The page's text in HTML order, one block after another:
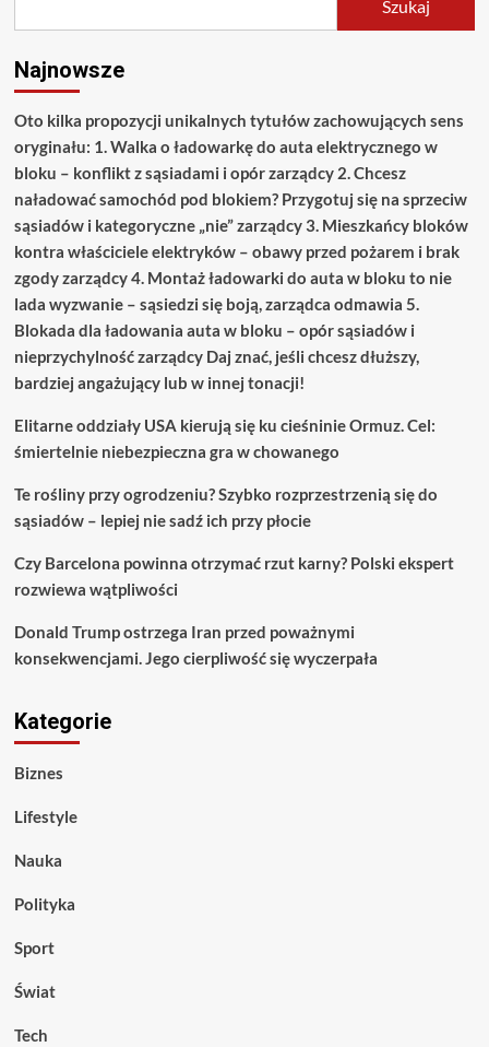
Szukaj
Najnowsze
Oto kilka propozycji unikalnych tytułów zachowujących sens
oryginału: 1. Walka o ładowarkę do auta elektrycznego w
bloku – konflikt z sąsiadami i opór zarządcy 2. Chcesz
naładować samochód pod blokiem? Przygotuj się na sprzeciw
sąsiadów i kategoryczne „nie” zarządcy 3. Mieszkańcy bloków
kontra właściciele elektryków – obawy przed pożarem i brak
zgody zarządcy 4. Montaż ładowarki do auta w bloku to nie
lada wyzwanie – sąsiedzi się boją, zarządca odmawia 5.
Blokada dla ładowania auta w bloku – opór sąsiadów i
nieprzychylność zarządcy Daj znać, jeśli chcesz dłuższy,
bardziej angażujący lub w innej tonacji!
Elitarne oddziały USA kierują się ku cieśninie Ormuz. Cel:
śmiertelnie niebezpieczna gra w chowanego
Te rośliny przy ogrodzeniu? Szybko rozprzestrzenią się do
sąsiadów – lepiej nie sadź ich przy płocie
Czy Barcelona powinna otrzymać rzut karny? Polski ekspert
rozwiewa wątpliwości
Donald Trump ostrzega Iran przed poważnymi
konsekwencjami. Jego cierpliwość się wyczerpała
Kategorie
Biznes
Lifestyle
Nauka
Polityka
Sport
Świat
Tech